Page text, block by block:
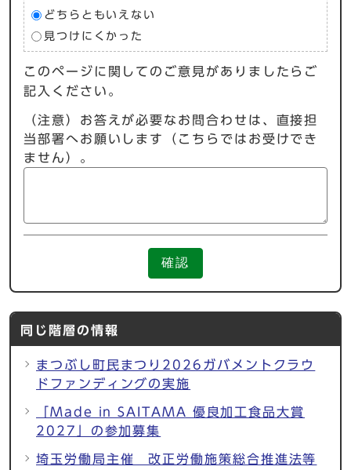
どちらともいえない
見つけにくかった
このページに関してのご意見がありましたらご
記入ください。
（注意）お答えが必要なお問合わせは、直接担
当部署へお願いします（こちらではお受けでき
ません）。
確認
同じ階層の情報
まつぶし町民まつり2026ガバメントクラウ
ドファンディングの実施
「Made in SAITAMA 優良加工食品大賞
2027」の参加募集
埼玉労働局主催 改正労働施策総合推進法等